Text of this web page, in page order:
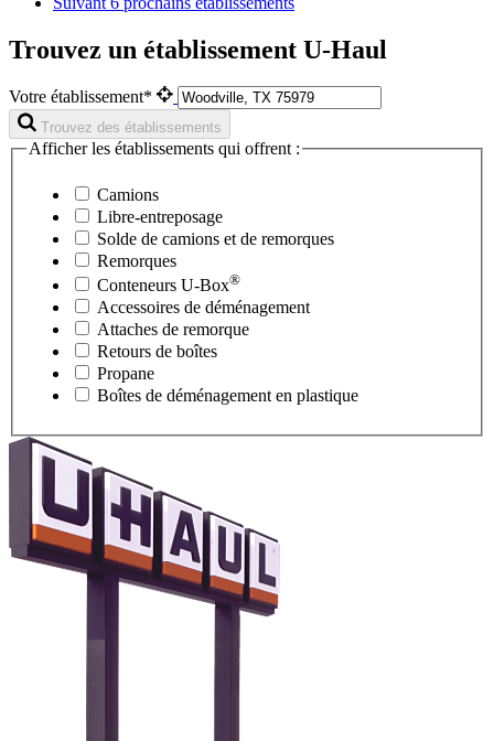
Trouvez un établissement U-Haul
Votre établissement*
Trouvez des établissements
Afficher les établissements qui offrent :
Camions
Libre-entreposage
Solde de camions et de remorques
Remorques
Conteneurs U-Box®
Accessoires de déménagement
Attaches de remorque
Retours de boîtes
Propane
Boîtes de déménagement en plastique